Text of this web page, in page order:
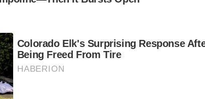
ด้ตลอดเวลา โดยทางศูนย์จะทยอยตอบตามลำดับ
S